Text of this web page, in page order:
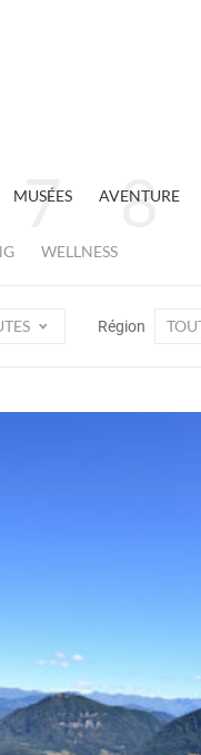
MUSÉES AVENTURE
WELLNESS
Région